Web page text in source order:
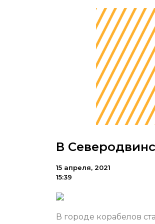
В
15 апреля, 2021
15:39
В городе корабелов